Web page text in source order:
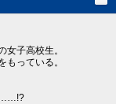
子高校生。
っている。
……!?